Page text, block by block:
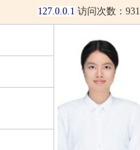
127.0.0.1 访问次数： 931